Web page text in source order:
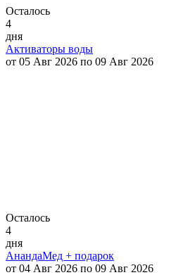
Осталось
4
дня
Активаторы воды
от 05 Авг 2026 по 09 Авг 2026
Осталось
4
дня
АнандаМед + подарок
от 04 Авг 2026 по 09 Авг 2026